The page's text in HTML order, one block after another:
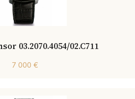
03.2070.4054/02.C711
7 000 €